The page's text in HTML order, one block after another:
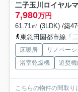
二子玉川ロイヤル
7,980万円
61.71㎡ (3LDK) /築
東急田園都市線「
床暖房 リノベー
浴室乾燥機
追焚
こちらの物件の間取